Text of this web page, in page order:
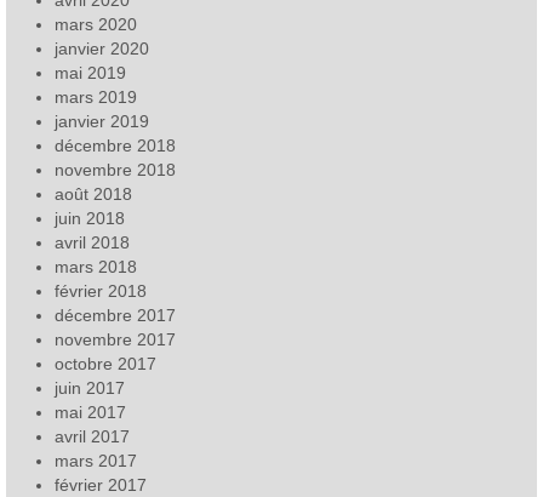
mars 2020
janvier 2020
mai 2019
mars 2019
janvier 2019
décembre 2018
novembre 2018
août 2018
juin 2018
avril 2018
mars 2018
février 2018
décembre 2017
novembre 2017
octobre 2017
juin 2017
mai 2017
avril 2017
mars 2017
février 2017